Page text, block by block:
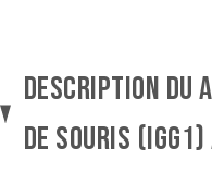
DESCRIPTION DU
DE SOURIS